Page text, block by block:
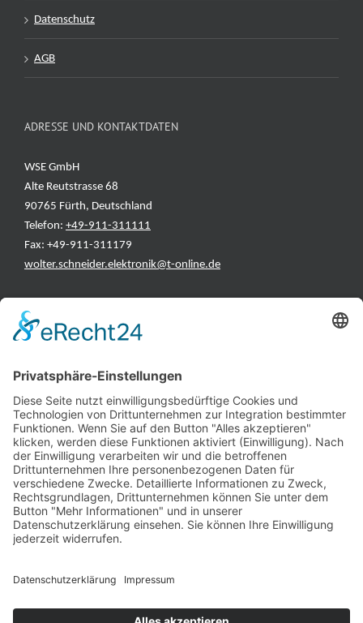
Datenschutz
AGB
ADRESSE UND KONTAKTDATEN
WSE GmbH
Alte Reutstrasse 68
90765 Fürth, Deutschland
Telefon: +49-911-311111
Fax: +49-911-311179
wolter.schneider.elektronik@t-online.de
INFORMATIONEN
Hersteller
Fehlerliste
Impressum
Datenschutzerklärung